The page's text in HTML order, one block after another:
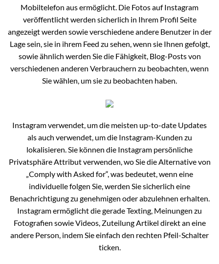
Mobiltelefon aus ermöglicht. Die Fotos auf Instagram
veröffentlicht werden sicherlich in Ihrem Profil Seite
angezeigt werden sowie verschiedene andere Benutzer in der
Lage sein, sie in ihrem Feed zu sehen, wenn sie Ihnen gefolgt,
sowie ähnlich werden Sie die Fähigkeit, Blog-Posts von
verschiedenen anderen Verbrauchern zu beobachten, wenn
Sie wählen, um sie zu beobachten haben.
Instagram verwendet, um die meisten up-to-date Updates
als auch verwendet, um die Instagram-Kunden zu
lokalisieren. Sie können die Instagram persönliche
Privatsphäre Attribut verwenden, wo Sie die Alternative von
„Comply with Asked for“, was bedeutet, wenn eine
individuelle folgen Sie, werden Sie sicherlich eine
Benachrichtigung zu genehmigen oder abzulehnen erhalten.
Instagram ermöglicht die gerade Texting, Meinungen zu
Fotografien sowie Videos, Zuteilung Artikel direkt an eine
andere Person, indem Sie einfach den rechten Pfeil-Schalter
ticken.